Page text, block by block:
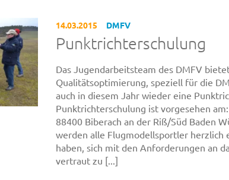
14.03.2015 DMFV
Punktrichterschulung
Das Jugendarbeitsteam des DMFV
Qualitätsoptimierung, speziell für die
auch in diesem Jahr wieder eine
Punktrichterschulung ist vorgesehen
88400 Biberach an der Riß/Süd Baden
werden alle Flugmodellsportler herzlich
haben, sich mit den Anforderungen an
vertraut zu [...]